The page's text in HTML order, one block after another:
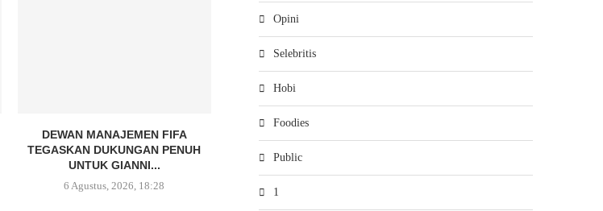
DEWAN MANAJEMEN FIFA
TEGASKAN DUKUNGAN PENUH
UNTUK GIANNI...
6 Agustus, 2026, 18:28
DAN BERNEGARA
6 Agustus, 2026, 18:20
Opini
Selebritis
Hobi
Foodies
Public
1